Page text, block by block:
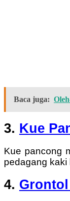
Baca juga:
3. Kue
Kue pancong
pedagang kaki
4.